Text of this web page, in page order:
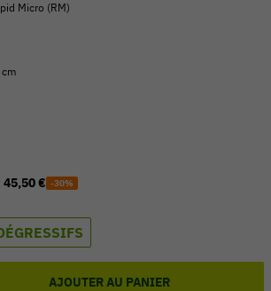
Micro (RM)
45,50 € -30%
AJOUTER AU PANIER